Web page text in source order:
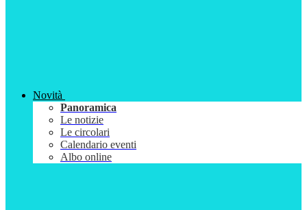
Novità
Panoramica
Le notizie
Le circolari
Calendario eventi
Albo online